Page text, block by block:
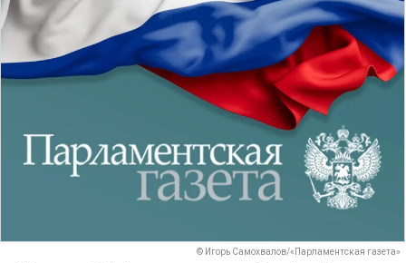
© Игорь Самохвалов/«Парламентская газета»